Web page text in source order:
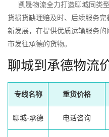
凯晟物流全力打造聊城同类型
货损货缺理赔及时、后续服务
新发展，在提供优质运输服务
市发往承德的货物。
聊城到承德物流
专线名称 重货价格
聊城-承德 电话咨询